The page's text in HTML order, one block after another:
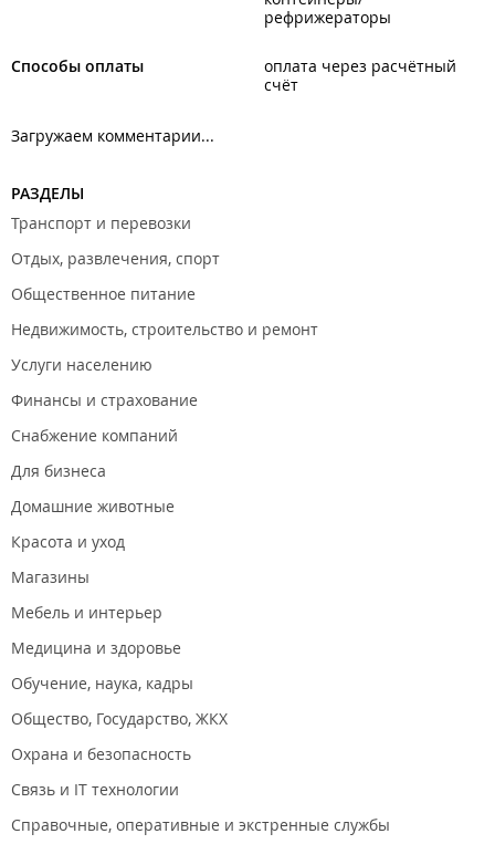
рефрижераторы
Способы оплаты
оплата через расчётный
счёт
Загружаем комментарии...
РАЗДЕЛЫ
Транспорт и перевозки
Отдых, развлечения, спорт
Общественное питание
Недвижимость, строительство и ремонт
Услуги населению
Финансы и страхование
Снабжение компаний
Для бизнеса
Домашние животные
Красота и уход
Магазины
Мебель и интерьер
Медицина и здоровье
Обучение, наука, кадры
Общество, Государство, ЖКХ
Охрана и безопасность
Связь и IT технологии
Справочные, оперативные и экстренные службы